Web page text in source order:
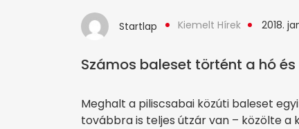
Startlap Kiemelt Hírek 2018.
Számos baleset történt a hó
Meghalt a piliscsabai közúti baleset
továbbra is teljes útzár van – közölte